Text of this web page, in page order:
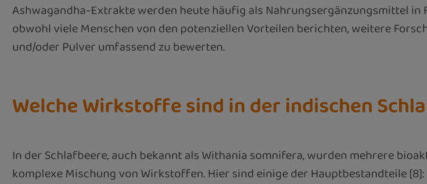
Ashwagandha-Extrakte werden heute häufig als Nahrungsergänzungsmittel in
obwohl viele Menschen von den potenziellen Vorteilen berichten, weitere
und/oder Pulver umfassend zu bewerten.
Welche Wirkstoffe sind in der indischen
In der Schlafbeere, auch bekannt als Withania somnifera, wurden mehrere
komplexe Mischung von Wirkstoffen. Hier sind einige der Hauptbestandteile [8]: